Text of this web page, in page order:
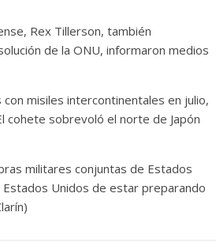
Rex Tillerson, también
de la ONU, informaron medios
misiles intercontinentales en julio,
cohete sobrevoló el norte de Japón
militares conjuntas de Estados
Estados Unidos de estar preparando